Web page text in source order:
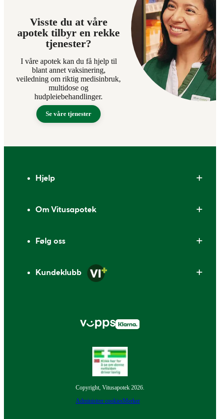
Visste du at våre
apotek tilbyr en rekke
tjenester?
I våre apotek kan du få hjelp til
blant annet vaksinering,
veiledning om riktig medisinbruk,
multidose og
hudpleiebehandlinger.
Se våre tjenester
Hjelp
Om Vitusapotek
Følg oss
Kundeklubb
Copyright, Vitusapotek 2026.
Administrer cookiesMerker